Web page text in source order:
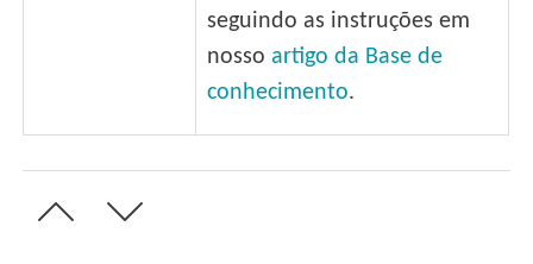
seguindo as instruções em
nossoartigo da Base de
conhecimento.